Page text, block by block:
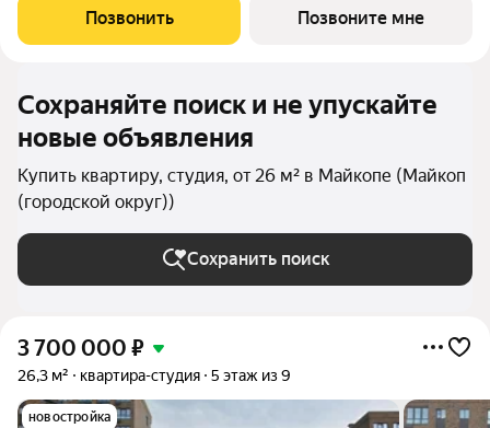
класса «Долина» от ГК ССК. О проекте Добро пожаловать в
жилой комплекс «Долина» живописный
Позвонить Позвоните мне
Сохраняйте поиск и не упускайте
новые объявления
Купить квартиру, студия, от 26 м² в Майкопе (Майкоп
(городской округ))
Сохранить поиск
3 700 000 ₽
26,3 м² квартира-студия 5 этаж из 9
новостройка